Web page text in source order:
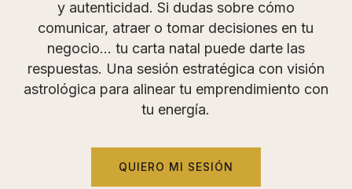
y autenticidad. Si dudas sobre cómo
comunicar, atraer o tomar decisiones en tu
negocio… tu carta natal puede darte las
respuestas. Una sesión estratégica con visión
astrológica para alinear tu emprendimiento con
tu energía.
QUIERO MI SESIÓN